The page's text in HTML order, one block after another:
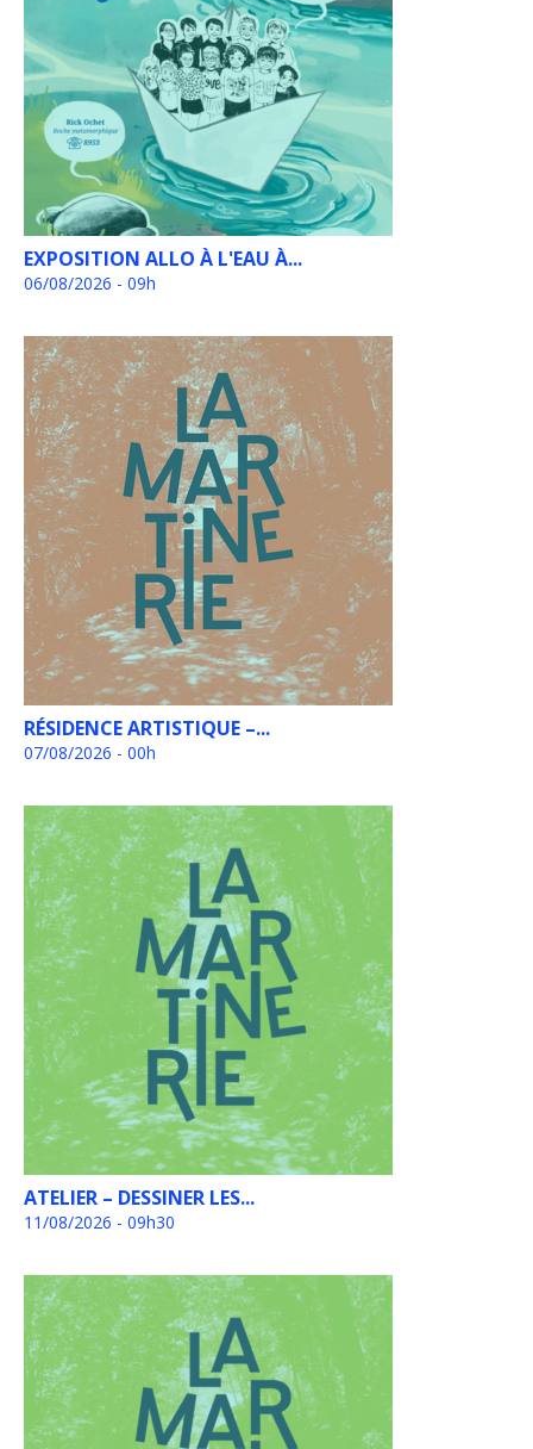
EXPOSITION ALLO À L'EAU À...
06/08/2026 - 09h
RÉSIDENCE ARTISTIQUE –...
07/08/2026 - 00h
ATELIER – DESSINER LES...
11/08/2026 - 09h30